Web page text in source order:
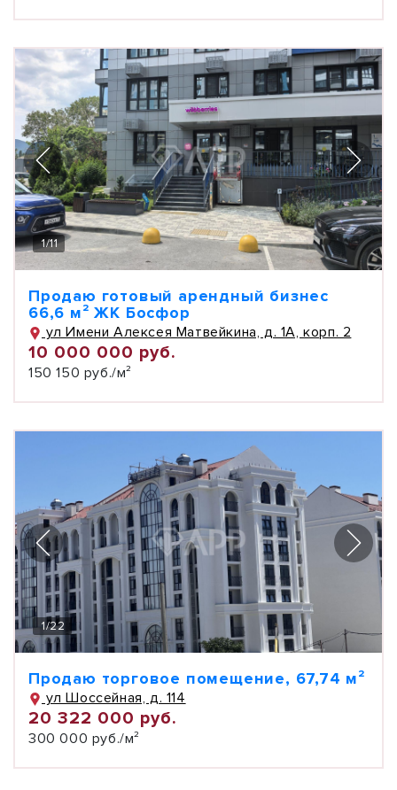
1/11
Продаю готовый арендный бизнес
66,6 м² ЖК Босфор
ул Имени Алексея Матвейкина, д. 1А, корп. 2
10 000 000 руб.
150 150 руб./м²
1/22
Продаю торговое помещение, 67,74 м²
ул Шоссейная, д. 114
20 322 000 руб.
300 000 руб./м²